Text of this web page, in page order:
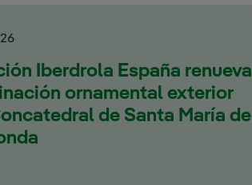
Iberdrola España renueva
ornamental exterior
de Santa María de